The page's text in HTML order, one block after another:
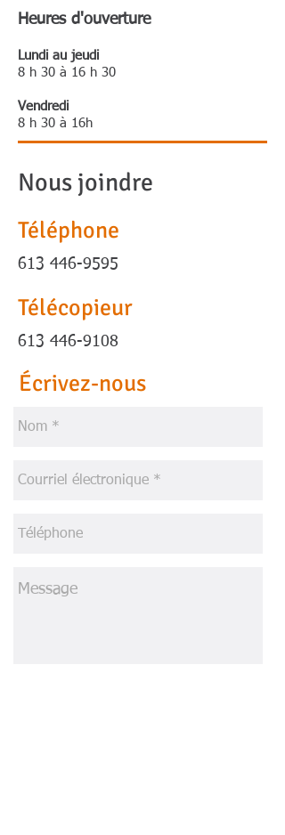
Heures d'ouverture
Lundi au jeudi
8 h 30 à 16 h 30
Vendredi
8 h 30 à 16h
Téléphone
613 446-9595
Nous joindre
Télécopieur
613 446-9108
Écrivez-nous